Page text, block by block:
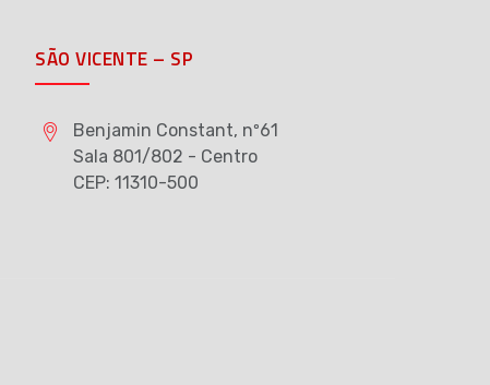
SÃO VICENTE – SP
Benjamin Constant, nº61
Sala 801/802 - Centro
CEP: 11310-500